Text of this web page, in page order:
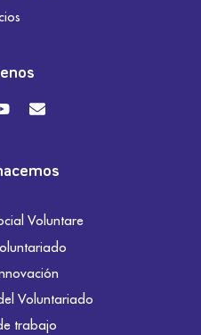
Voluntare
Voluntariado
trabajo